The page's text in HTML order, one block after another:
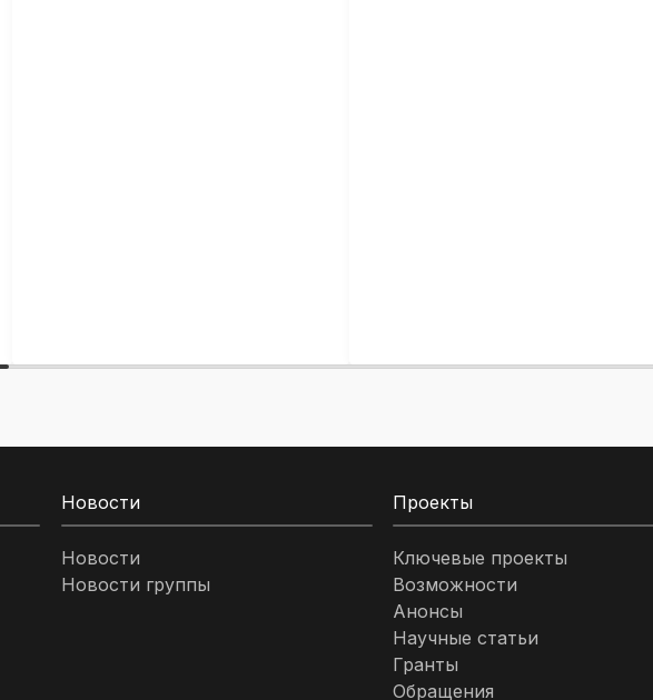
Новости
Новости
Новости группы
Проекты
Ключевые проекты
Возможности
Анонсы
Научные статьи
Гранты
Обращения